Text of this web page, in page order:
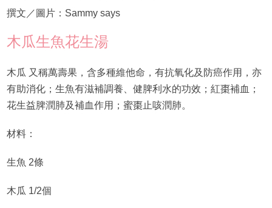
撰文／圖片：Sammy says
木瓜生魚花生湯
木瓜 又稱萬壽果，含多種維他命，有抗氧化及防癌作用，亦
有助消化；生魚有滋補調養、健脾利水的功效；紅棗補血；
花生益脾潤肺及補血作用；蜜棗止咳潤肺。
材料：
生魚 2條
木瓜 1/2個